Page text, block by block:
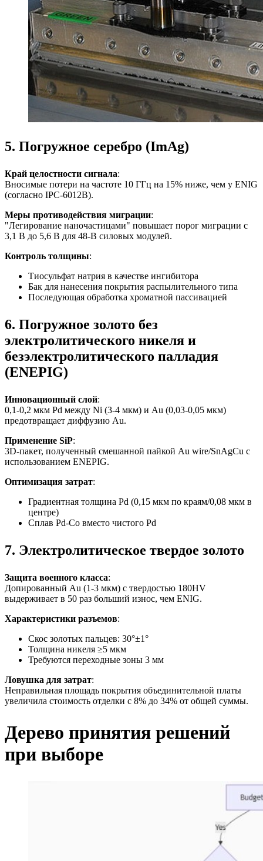
5. Погружное серебро (ImAg)
Край целостности сигнала:
Вносимые потери на частоте 10 ГГц на 15% ниже, чем у ENIG
(согласно IPC-6012B).
Меры противодействия миграции:
"Легирование наночастицами" повышает порог миграции с
3,1 В до 5,6 В для 48-В силовых модулей.
Контроль толщины:
Тиосульфат натрия в качестве ингибитора
Бак для нанесения покрытия распылительного типа
Последующая обработка хроматной пассивацией
6. Погружное золото без
электролитического никеля и
безэлектролитического палладия
(ENEPIG)
Инновационный слой:
0,1-0,2 мкм Pd между Ni (3-4 мкм) и Au (0,03-0,05 мкм)
предотвращает диффузию Au.
Применение SiP:
3D-пакет, полученный смешанной пайкой Au wire/SnAgCu с
использованием ENEPIG.
Оптимизация затрат:
Градиентная толщина Pd (0,15 мкм по краям/0,08 мкм в
центре)
Сплав Pd-Co вместо чистого Pd
7. Электролитическое твердое золото
Защита военного класса:
Допированный Au (1-3 мкм) с твердостью 180HV
выдерживает в 50 раз больший износ, чем ENIG.
Характеристики разъемов:
Скос золотых пальцев: 30°±1°
Толщина никеля ≥5 мкм
Требуются переходные зоны 3 мм
Ловушка для затрат:
Неправильная площадь покрытия объединительной платы
увеличила стоимость отделки с 8% до 34% от общей суммы.
Дерево принятия решений
при выборе